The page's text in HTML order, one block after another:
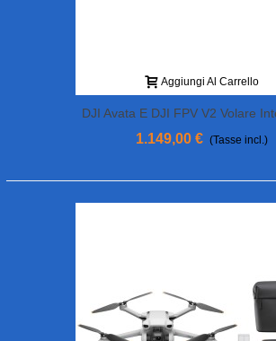
Aggiungi Al Carrello
DJI Avata E DJI FPV V2 Volare
Combo Auricolare
1.149,00 € (Tasse incl.)